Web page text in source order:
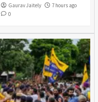
Gaurav Jaitely
7 hours ago
0